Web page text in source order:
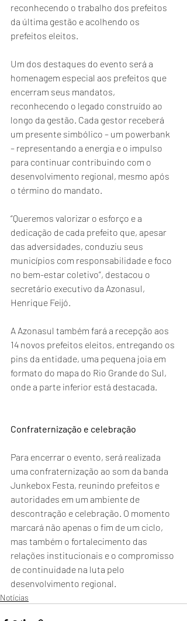
reconhecendo o trabalho dos prefeitos
da última gestão e acolhendo os
prefeitos eleitos.
Um dos destaques do evento será a
homenagem especial aos prefeitos que
encerram seus mandatos,
reconhecendo o legado construído ao
longo da gestão. Cada gestor receberá
um presente simbólico – um powerbank
– representando a energia e o impulso
para continuar contribuindo com o
desenvolvimento regional, mesmo após
o término do mandato.
“Queremos valorizar o esforço e a
dedicação de cada prefeito que, apesar
das adversidades, conduziu seus
municípios com responsabilidade e foco
no bem-estar coletivo”, destacou o
secretário executivo da Azonasul,
Henrique Feijó.
A Azonasul também fará a recepção aos
14 novos prefeitos eleitos, entregando os
pins da entidade, uma pequena joia em
formato do mapa do Rio Grande do Sul,
onde a parte inferior está destacada.
Confraternização e celebração
Para encerrar o evento, será realizada
uma confraternização ao som da banda
Junkebox Festa, reunindo prefeitos e
autoridades em um ambiente de
descontração e celebração. O momento
marcará não apenas o fim de um ciclo,
mas também o fortalecimento das
relações institucionais e o compromisso
de continuidade na luta pelo
desenvolvimento regional.
Notícias